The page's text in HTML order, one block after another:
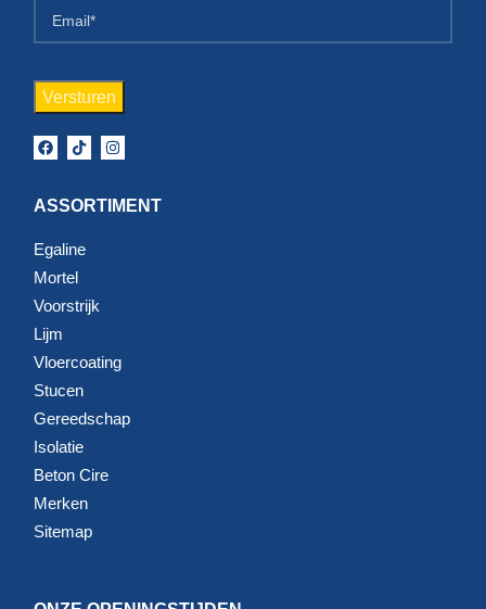
ASSORTIMENT
Egaline
Mortel
Voorstrijk
Lijm
Vloercoating
Stucen
Gereedschap
Isolatie
Beton Cire
Merken
Sitemap